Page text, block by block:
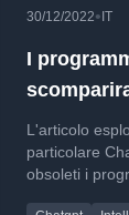
30/12/2022• IT
I
L'articolo
particolare
obsoleti i